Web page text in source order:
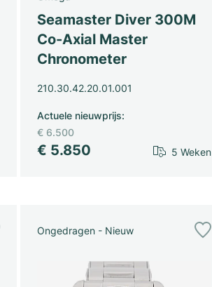
Seamaster Diver 300M
Co-Axial Master
Chronometer
210.30.42.20.01.001
€ 5.850
Actuele nieuwprijs:
€ 6.500
5 Weken
Ongedragen - Nieuw